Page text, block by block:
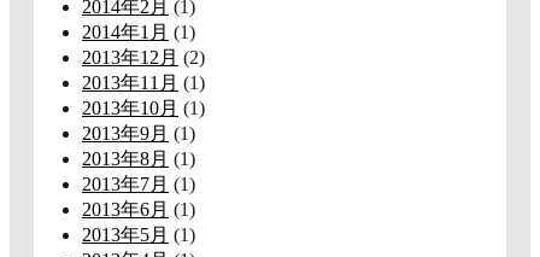
2014年2月 (1)
2014年1月 (1)
2013年12月 (2)
2013年11月 (1)
2013年10月 (1)
2013年9月 (1)
2013年8月 (1)
2013年7月 (1)
2013年6月 (1)
2013年5月 (1)